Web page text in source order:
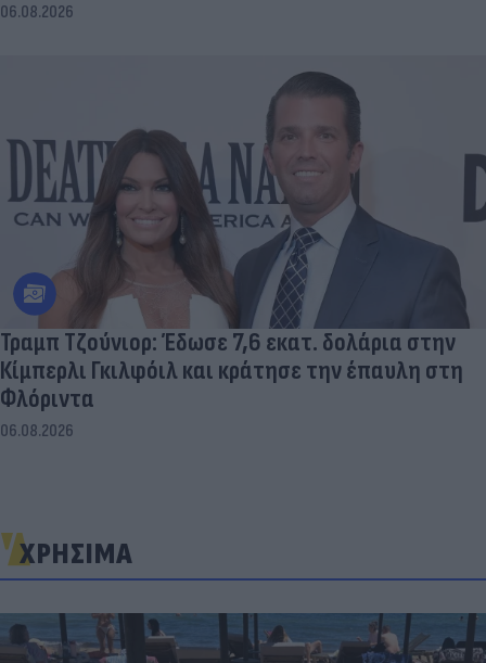
06.08.2026
Τραμπ Τζούνιορ: Έδωσε 7,6 εκατ. δολάρια στην
Κίμπερλι Γκιλφόιλ και κράτησε την έπαυλη στη
Φλόριντα
06.08.2026
ΧΡΗΣΙΜΑ